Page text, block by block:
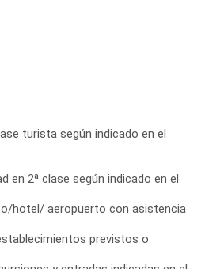
turista según indicado en el
en 2ª clase según indicado en el
hotel/ aeropuerto con asistencia
previstos o